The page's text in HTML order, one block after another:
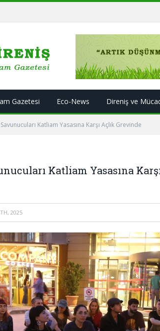
Gazetesi Eco-News Direniş ve
Katliam Yasasına Karşı Açlık Grevinde
Katliam Yasasına
2025